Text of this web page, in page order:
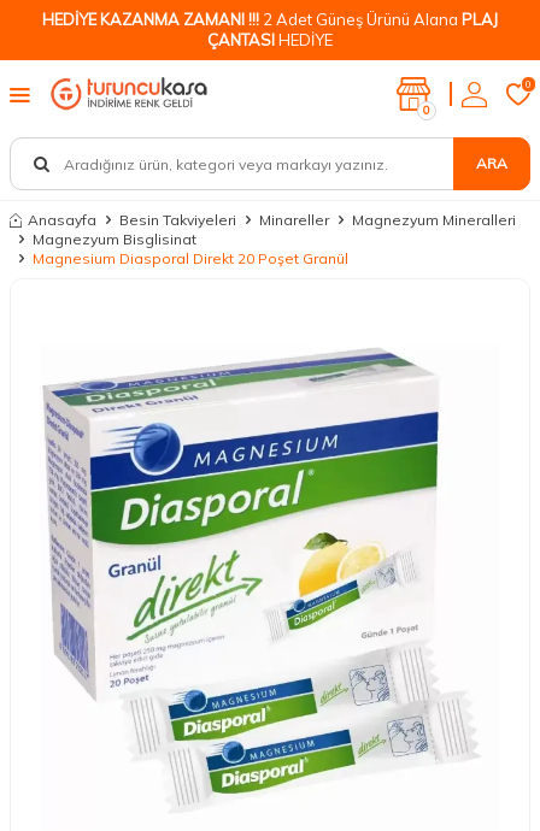
HEDİYE KAZANMA ZAMANI !!! 2 Adet Güneş Ürünü Alana PLAJ
ÇANTASIHEDİYE
ARA
0
0
Anasayfa Besin Takviyeleri Minareller
Magnezyum Mineralleri
Magnezyum Bisglisinat
Magnesium Diasporal Direkt 20 Poşet Granül